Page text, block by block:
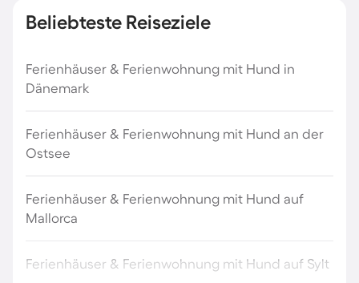
Beliebteste Reiseziele
Ferienhäuser & Ferienwohnung mit Hund in
Dänemark
Ferienhäuser & Ferienwohnung mit Hund an der
Ostsee
Ferienhäuser & Ferienwohnung mit Hund auf
Mallorca
Ferienhäuser & Ferienwohnung mit Hund auf Sylt